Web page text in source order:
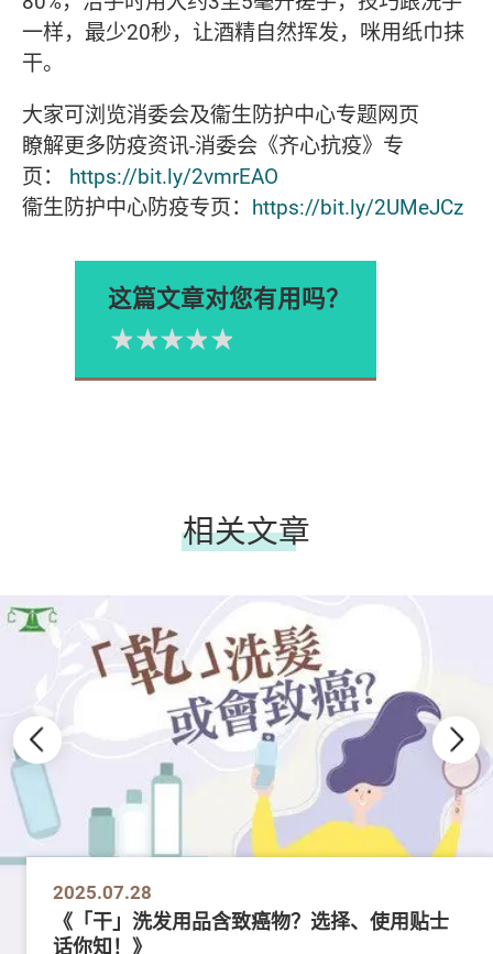
一样，最少20秒，让酒精自然挥发，咪用纸巾抹
干。
大家可浏览消委会及衞生防护中心专题网页
瞭解更多防疫资讯-消委会《齐心抗疫》专
页： https://bit.ly/2vmrEAO
衞生防护中心防疫专页： https://bit.ly/2UMeJCz
这篇文章对您有用吗？
Please rate
4星
3星
2星
1星
相关文章
2025.07.28
《「干」洗发用品含致癌物？选择、使用贴士
话你知！》